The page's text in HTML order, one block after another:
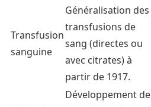
Transfusion
sanguine
Généralisation des
transfusions de
sang (directes ou
avec citrates) à
partir de 1917.
Développement de